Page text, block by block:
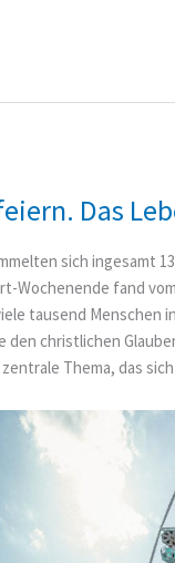
Das
sich ingesamt
Wochenende fand
tausend Menschen
den christlichen
Thema, das